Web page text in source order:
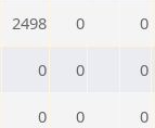
2498 0 0
0 0 0
0 0 0